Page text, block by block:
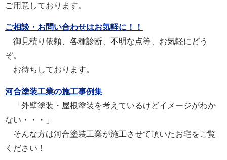
ご用意しております。
ご相談・お問い合わせはお気軽に！！
御見積り依頼、各種診断、不明な点等、お気軽にどう
ぞ。
お待ちしております。
河合塗装工業の施工事例集
「外壁塗装・屋根塗装を考えているけどイメージがわか
ない・・・」
そんな方は河合塗装工業が施工させて頂いたお宅をご覧
ください！